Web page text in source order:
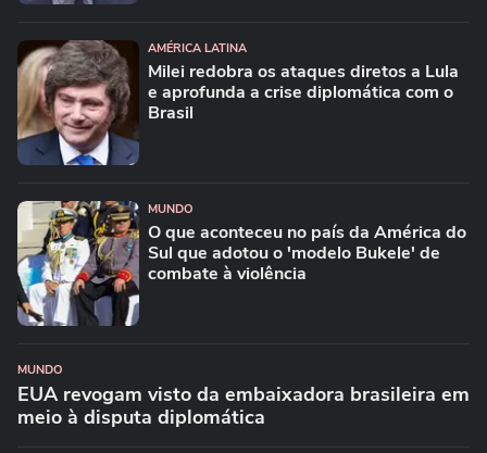
AMÉRICA LATINA
Milei redobra os ataques diretos a Lula
e aprofunda a crise diplomática com o
Brasil
MUNDO
O que aconteceu no país da América do
Sul que adotou o 'modelo Bukele' de
combate à violência
MUNDO
EUA revogam visto da embaixadora brasileira em
meio à disputa diplomática